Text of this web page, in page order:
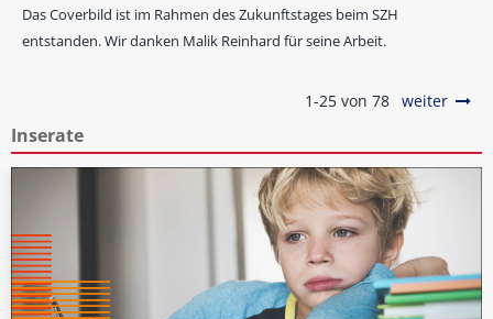
Das Coverbild ist im Rahmen des Zukunftstages beim SZH
entstanden. Wir danken Malik Reinhard für seine Arbeit.
1-25 von 78 weiter
Inserate